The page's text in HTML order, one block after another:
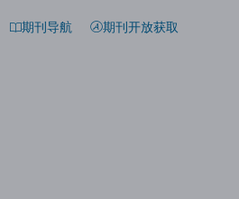
期刊导航 期刊开放获取